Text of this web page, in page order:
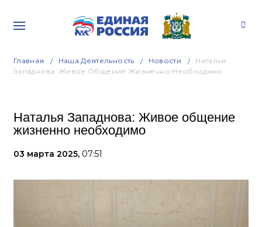
Главная Наша Деятельность Новости
Наталья
Западнова: Живое Общение Жизненно Необходимо
Наталья Западнова: Живое общение
жизненно необходимо
03 марта 2025, 07:51